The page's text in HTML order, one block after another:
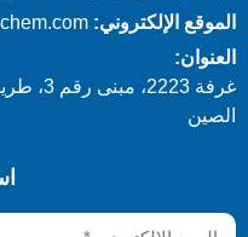
الموقع الإلكتروني:
العنوان:
الصين